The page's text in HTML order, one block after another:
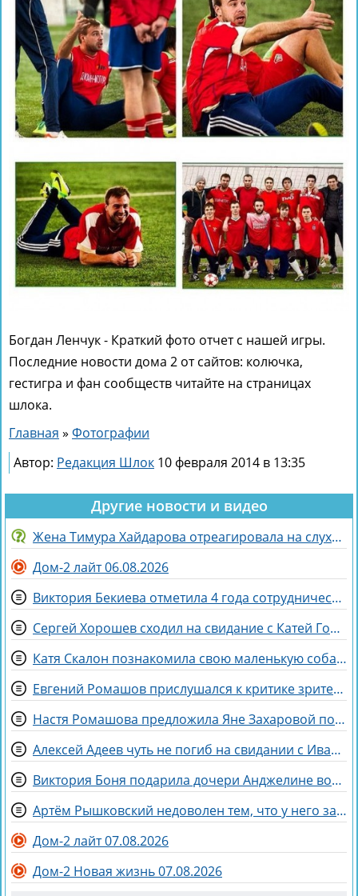
Богдан Ленчук - Краткий фото отчет с нашей игры.
Последние новости дома 2 от сайтов: колючка,
гестигра и фан сообществ читайте на страницах
шлока.
Главная » Фотографии
Автор: Редакция Шлок 10 февраля 2014 в 13:35
Другие новости и видео
Жена Тимура Хайдарова отреагировала на слухи о колдовстве
Дом-2 лайт 06.08.2026
Виктория Бекиева отметила 4 года сотрудничества с Домом 2
Сергей Хорошев сходил на свидание с Катей Гориной
Катя Скалон познакомила свою маленькую собаку Еву с большим другом Женей
Евгений Ромашов прислушался к критике зрителей Дома 2 и сменил причёску
Настя Ромашова предложила Яне Захаровой пожить у неё в гардеробной
Алексей Адеев чуть не погиб на свидании с Иваной Михайличенко
Виктория Боня подарила дочери Анджелине волшебного коня
Артём Рышковский недоволен тем, что у него забрали баллы в конкурсе "Человек года"
Дом-2 лайт 07.08.2026
Дом-2 Новая жизнь 07.08.2026